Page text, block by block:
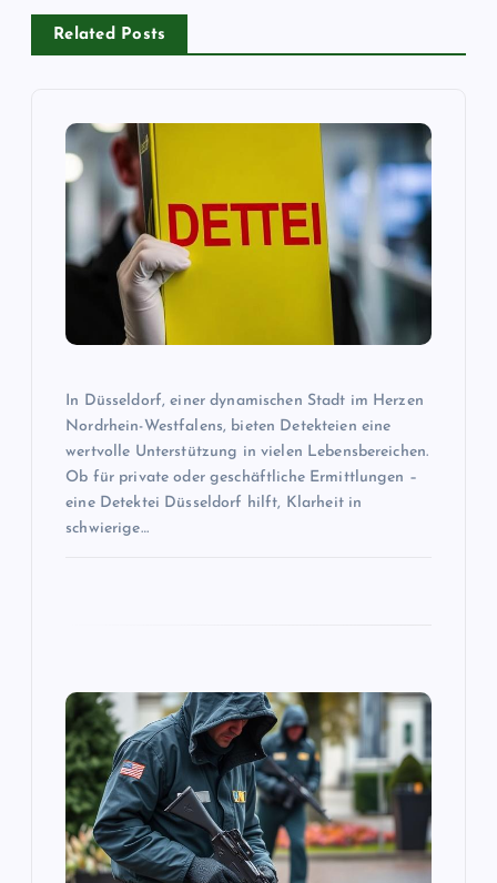
t
Related Posts
In Düsseldorf, einer dynamischen Stadt im Herzen
Nordrhein-Westfalens, bieten Detekteien eine
wertvolle Unterstützung in vielen Lebensbereichen.
Ob für private oder geschäftliche Ermittlungen –
eine Detektei Düsseldorf hilft, Klarheit in
schwierige…